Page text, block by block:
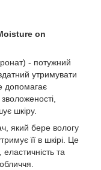
on
- потужний
утримувати
допомагає
шкіру.
який бере вологу
її в шкірі. Це
та